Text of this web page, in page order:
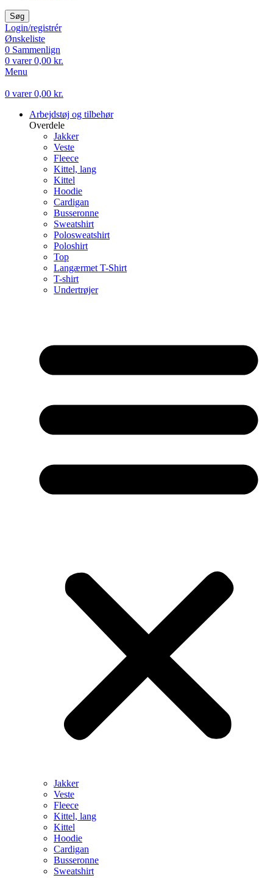
Søg
Login/registrér
Ønskeliste
0 Sammenlign
0 varer 0,00 kr.
Menu
0 varer 0,00 kr.
Arbejdstøj og tilbehør
Overdele
Jakker
Veste
Fleece
Kittel, lang
Kittel
Hoodie
Cardigan
Busseronne
Sweatshirt
Polosweatshirt
Poloshirt
Top
Langærmet T-Shirt
T-shirt
Undertrøjer
Jakker
Veste
Fleece
Kittel, lang
Kittel
Hoodie
Cardigan
Busseronne
Sweatshirt